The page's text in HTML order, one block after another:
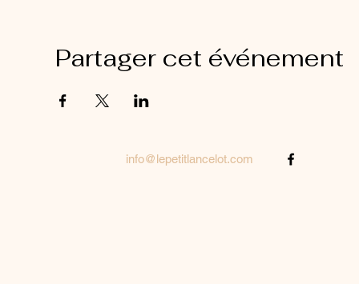
Partager cet événement
info@lepetitlancelot.com